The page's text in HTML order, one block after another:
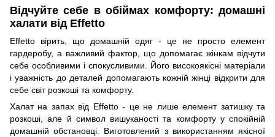
Відчуйте себе в обіймах комфорту: домашні
халати від Effetto
Effetto вірить, що домашній одяг - це не просто елемент
гардеробу, а важливий фактор, що допомагає жінкам відчути
себе особливими і спокусливими. Його високоякісні матеріали
і уважність до деталей допомагають кожній жінці відкрити для
себе світ розкоші та комфорту.
Халат на запах від Effetto - це не лише елемент затишку та
розкоші, але й символ вишуканості та комфорту у спокійній
домашній обстановці. Виготовлений з використанням якісної